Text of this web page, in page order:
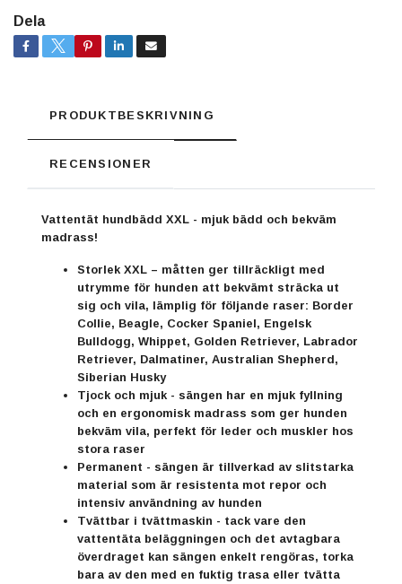
Dela
PRODUKTBESKRIVNING
RECENSIONER
Vattentät hundbädd XXL - mjuk bädd och bekväm
madrass!
Storlek XXL – måtten ger tillräckligt med
utrymme för hunden att bekvämt sträcka ut
sig och vila, lämplig för följande raser: Border
Collie, Beagle, Cocker Spaniel, Engelsk
Bulldogg, Whippet, Golden Retriever, Labrador
Retriever, Dalmatiner, Australian Shepherd,
Siberian Husky
Tjock och mjuk - sängen har en mjuk fyllning
och en ergonomisk madrass som ger hunden
bekväm vila, perfekt för leder och muskler hos
stora raser
Permanent - sängen är tillverkad av slitstarka
material som är resistenta mot repor och
intensiv användning av hunden
Tvättbar i tvättmaskin - tack vare den
vattentäta beläggningen och det avtagbara
överdraget kan sängen enkelt rengöras, torka
bara av den med en fuktig trasa eller tvätta